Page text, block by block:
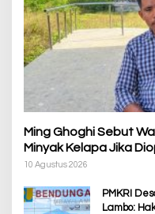
Ming Ghoghi Sebut
Minyak Kelapa Jika
Barat
10 Agustus 2026
PMKRI
Lambo: